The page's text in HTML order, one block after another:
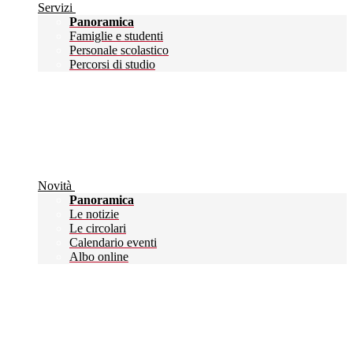
Servizi
Panoramica
Famiglie e studenti
Personale scolastico
Percorsi di studio
Novità
Panoramica
Le notizie
Le circolari
Calendario eventi
Albo online